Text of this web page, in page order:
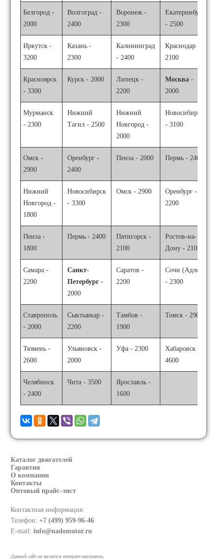
Белгород -
2000
Волгоград -
2400
Воронеж -
2300
Екатеринбург
- 2500
Иркутск -
3200
Казань -
2300
Калининград
- 2400
Краснодар -
2100
Красноярск
- 3300
Курск - 2000
Липецк -
2200
Москва -
2000
Мурманск
- 2300
Нижний
Тагил - 2500
Нижний
Новгород -
2000
Новосибирск
- 3100
Омск -
2900
Оренбург -
2400
Пенза - 2000 Пермь - 2400
Нижний
Новгород -
1800
Новосибирск
- 3300
Омск - 2900
Оренбург -
2200
Пенза -
1800
Пермь - 2400
Пятигорск -
2100
Ростов-на-
Дону - 2100
Самара -
2200
Санкт-
Петербург -
2000
Саратов -
2200
Сочи (Адлер)
- 2300
Ставрополь
- 2000
Сыктывкар -
2200
Тамбов -
1900
Томск - 2900
Тюмень -
2600
Ульяновск -
2000
Уфа - 2300
Хабаровск -
4600
Челябинск
- 2400
Чита - 3500
Ярославль -
1600
Каталог двигателей
Гарантия
О компании
Контакты
Оптовый прайс-лист
Контактная информация:
Телефон:+7 (499) 959-96-46
E-mail:info@nadomotor.ru
Данный сайт не является интернет-магазином,